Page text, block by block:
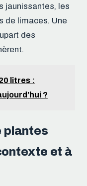
jaunissantes, les
de limaces. Une
des
litres :
?
plantes
et à